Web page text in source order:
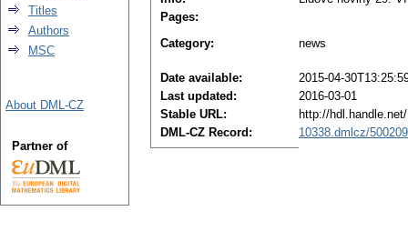
Pages:
Category:
news
Date available:
2015-04-
Last updated:
2016-03-01
Stable URL:
http://
DML-CZ Record:
10338.dmlcz/500209
Titles
Authors
MSC
About DML-CZ
Partner of